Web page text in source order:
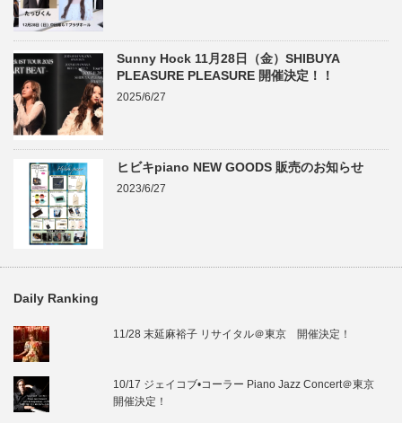
Sunny Hock 11月28日（金）SHIBUYA
PLEASURE PLEASURE 開催決定！！
2025/6/27
ヒビキpiano NEW GOODS 販売のお知らせ
2023/6/27
Daily Ranking
11/28 末延麻裕子 リサイタル＠東京 開催決定！
10/17 ジェイコブ•コーラー Piano Jazz Concert＠東京
開催決定！